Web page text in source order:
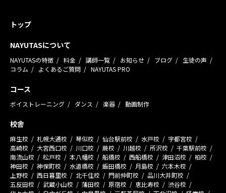
トップ
NAYUTASについて
NAYUTASの特徴 料金 講師一覧 お知らせ ブログ
生徒の声
コラム
よくあるご質問 NAYUTAS PRO
コース
ボイストレーニング ダンス 楽器 動画制作
校舎
麻生校 札幌大通校 琴似校 仙台駅前校 水戸校
宇都宮校
高崎校
大宮西口校 川口校 蕨校 川越校 所沢校
千葉駅前校
南流山校
松戸校 本八幡校 船橋校 西船橋校 津田沼校
柏校
神田校
神保町校 水道橋校 飯田橋校 月島校
六本木校
上野校
西日暮里校 北千住校 門前仲町校
品川大井町校
五反田校
武蔵小山校 蒲田校 原宿校 恵比寿校
渋谷校